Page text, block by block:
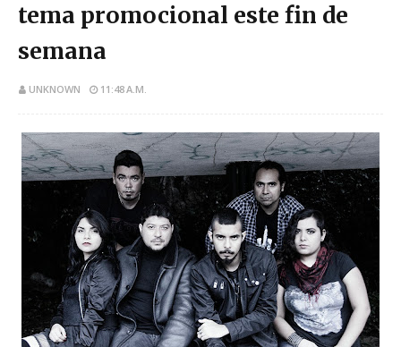
tema promocional este fin de
semana
UNKNOWN 11:48 A.M.